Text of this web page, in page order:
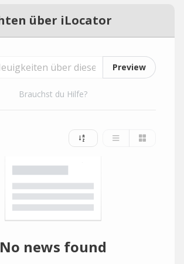
über iLocator
Preview
Brauchst du Hilfe?
No news found